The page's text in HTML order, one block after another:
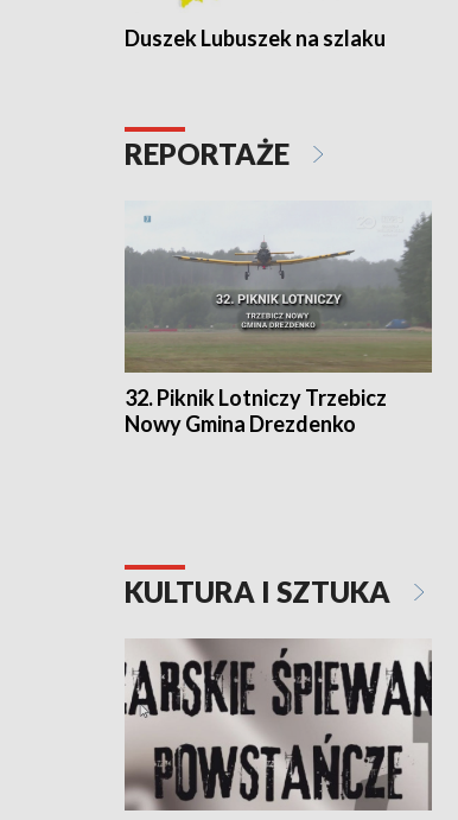
Duszek Lubuszek na szlaku
REPORTAŻE
32. Piknik Lotniczy Trzebicz
Nowy Gmina Drezdenko
KULTURA I SZTUKA